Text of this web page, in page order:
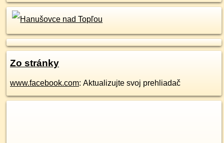
Zo stránky
www.facebook.com : Aktualizujte svoj prehliadač